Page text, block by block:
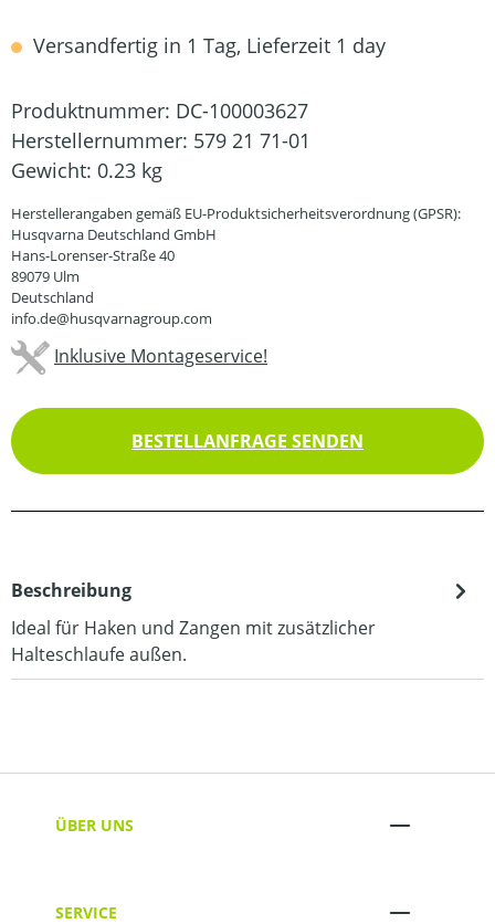
Versandfertig in 1 Tag, Lieferzeit 1 day
Produktnummer: DC-100003627
Herstellernummer: 579 21 71-01
Gewicht: 0.23 kg
Herstellerangaben gemäß EU-Produktsicherheitsverordnung (GPSR):
Husqvarna Deutschland GmbH
Hans-Lorenser-Straße 40
89079 Ulm
Deutschland
info.de@husqvarnagroup.com
Inklusive Montageservice!
BESTELLANFRAGE SENDEN
Beschreibung
Ideal für Haken und Zangen mit zusätzlicher
Halteschlaufe außen.
ÜBER UNS
SERVICE